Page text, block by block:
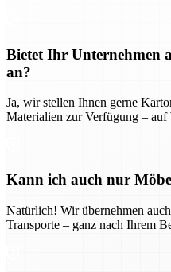
Bietet Ihr Unternehmen
an?
Ja, wir stellen Ihnen gerne
Materialien zur Verfügung –
Kann ich auch nur
Natürlich! Wir übernehmen
Transporte – ganz nach Ihrem